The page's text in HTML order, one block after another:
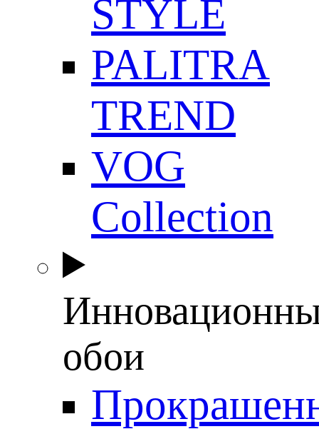
STYLE
PALITRA
TREND
VOG
Collection
обои